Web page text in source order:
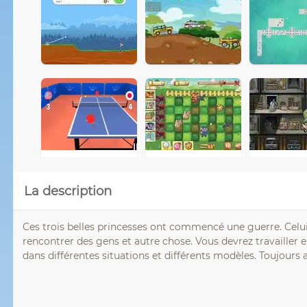
La description
Ces trois belles princesses ont commencé une guerre.
rencontrer des gens et autre chose. Vous devrez
dans différentes situations et différents modèles. Toujours